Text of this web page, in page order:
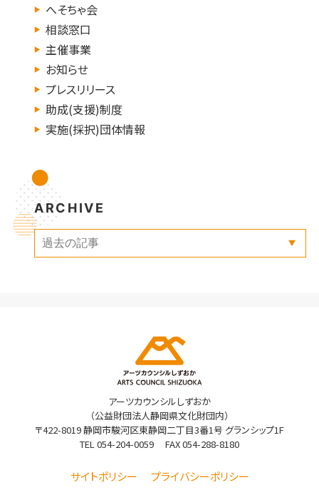
へそちゃ会
相談窓口
主催事業
お知らせ
プレスリリース
助成(支援)制度
実施(採択)団体情報
ARCHIVE
アーツカウンシルしずおか
（公益財団法人静岡県文化財団内）
〒422-8019 静岡市駿河区東静岡二丁目3番1号 グランシップ1F
TEL 054-204-0059 FAX 054-288-8180
サイトポリシー プライバシーポリシー